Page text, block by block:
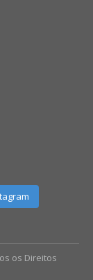
os Direitos